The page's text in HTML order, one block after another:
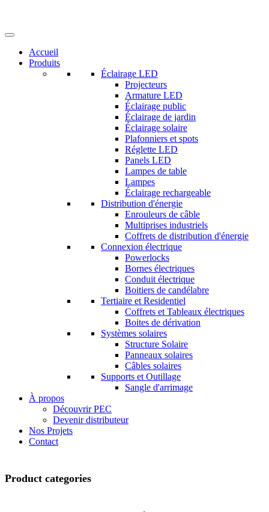
Accueil
Produits
Éclairage LED
Projecteurs
Armature LED
Éclairage public
Éclairage de jardin
Éclairage solaire
Plafonniers et spots
Réglette LED
Panels LED
Lampes de table
Lampes
Éclairage rechargeable
Distribution d'énergie
Enrouleurs de câble
Multiprises industriels
Coffrets de distribution d'énergie
Connexion électrique
Powerlocks
Bornes électriques
Conduit électrique
Boitiers de candélabre
Tertiaire et Residentiel
Coffrets et Tableaux électriques
Boites de dérivation
Systèmes solaires
Structure Solaire
Panneaux solaires
Câbles solaires
Supports et Outillage
Sangle d'arrimage
À propos
Découvrir PEC
Devenir distributeur
Nos Projets
Contact
Product categories